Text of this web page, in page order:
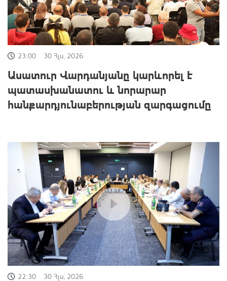
23:00 30 Հլս, 2026
Ասատուր Վարդանյանը կարևորել է
պատասխանատու և նորարար
հանքարդյունաբերության զարգացումը
22:30 30 Հլս, 2026